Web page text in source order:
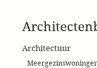
Architectuur